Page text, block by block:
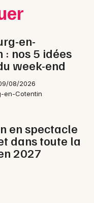
en-
: nos 5 idées
week-end
08/2026
en-Cotentin
en spectacle
dans toute la
2027